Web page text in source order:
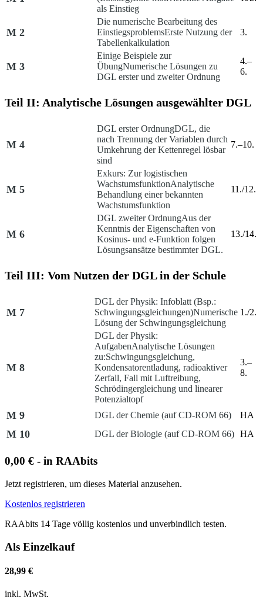
als Einstieg
M 2
Die numerische Bearbeitung des
EinstiegsproblemsErste Nutzung der
Tabellenkalkulation
3.
M 3
Einige Beispiele zur
ÜbungNumerische Lösungen zu
DGL erster und zweiter Ordnung
4.–
6.
Teil II: Analytische Lösungen ausgewählter DGL
M 4
DGL erster OrdnungDGL, die
nach Trennung der Variablen durch
Umkehrung der Kettenregel lösbar
sind
7.–10.
M 5
Exkurs: Zur logistischen
WachstumsfunktionAnalytische
Behandlung einer bekannten
Wachstumsfunktion
11./12.
M 6
DGL zweiter OrdnungAus der
Kenntnis der Eigenschaften von
Kosinus- und e-Funktion folgen
Lösungsansätze bestimmter DGL.
13./14.
Teil III: Vom Nutzen der DGL in der Schule
M 7
DGL der Physik: Infoblatt (Bsp.:
Schwingungsgleichungen)Numerische
Lösung der Schwingungsgleichung
1./2.
M 8
DGL der Physik:
AufgabenAnalytische Lösungen
zu:Schwingungsgleichung,
Kondensatorentladung, radioaktiver
Zerfall, Fall mit Luftreibung,
Schrödingergleichung und linearer
Potenzialtopf
3.–
8.
M 9 DGL der Chemie (auf CD-ROM 66) HA
M 10 DGL der Biologie (auf CD-ROM 66) HA
0,00 € - in RAAbits
Jetzt registrieren, um dieses Material anzusehen.
Kostenlos registrieren
RAAbits 14 Tage völlig kostenlos und unverbindlich testen.
Als Einzelkauf
28,99 €
inkl. MwSt.